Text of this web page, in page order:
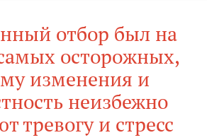
отбор был на
осторожных,
изменения и
неизбежно
тревогу и стресс